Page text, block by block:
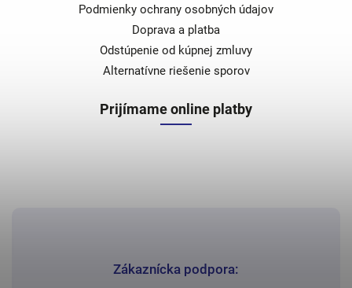
Zákaznícka podpora:
Podmienky ochrany osobných údajov
Doprava a platba
Odstúpenie od kúpnej zmluvy
Alternatívne riešenie sporov
Prijímame online platby